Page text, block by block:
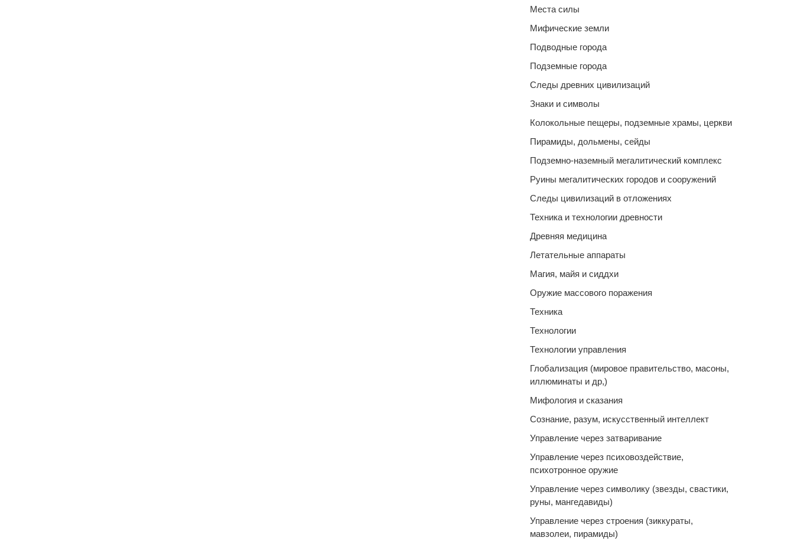
Места силы
Мифические земли
Подводные города
Подземные города
Следы древних цивилизаций
Знаки и символы
Колокольные пещеры, подземные храмы, церкви
Пирамиды, дольмены, сейды
Подземно-наземный мегалитический комплекс
Руины мегалитических городов и сооружений
Следы цивилизаций в отложениях
Техника и технологии древности
Древняя медицина
Летательные аппараты
Магия, майя и сиддхи
Оружие массового поражения
Техника
Технологии
Технологии управления
Глобализация (мировое правительство, масоны,
иллюминаты и др,)
Мифология и сказания
Сознание, разум, искусственный интеллект
Управление через затваривание
Управление через психовоздействие,
психотронное оружие
Управление через символику (звезды, свастики,
руны, мангедавиды)
Управление через строения (зиккураты,
мавзолеи, пирамиды)